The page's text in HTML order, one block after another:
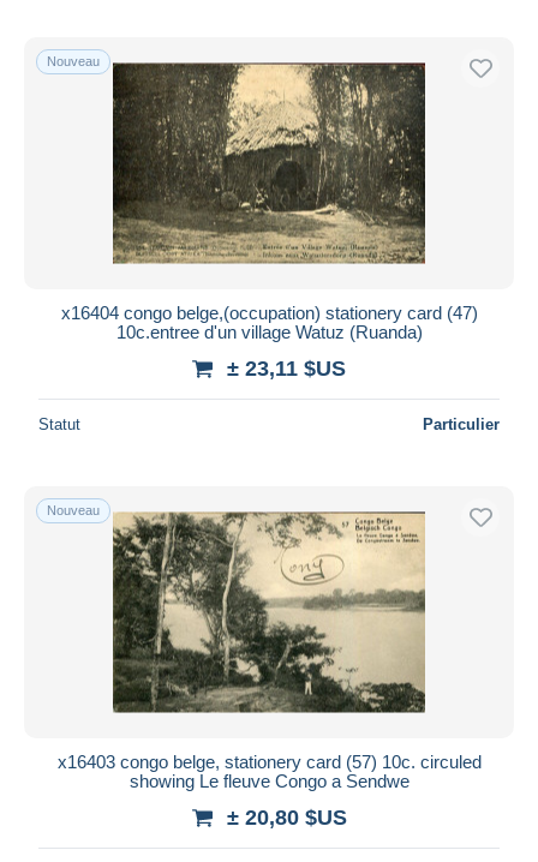
Nouveau
x16404 congo belge,(occupation) stationery card (47)
10c.entree d'un village Watuz (Ruanda)
± 23,11 $US
Statut Particulier
Nouveau
x16403 congo belge, stationery card (57) 10c. circuled
showing Le fleuve Congo a Sendwe
± 20,80 $US